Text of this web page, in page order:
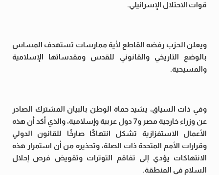
قوات الاحتلال الإسرائيلي.
ويعلن الحزب رفضه القاطع لأية ممارسات تستهدف المساس
بالوضع التاريخي والقانوني للقدس ومقدساتها الإسلامية
والمسيحية.
وفي ذات السياق، يشيد حماة الوطن بالبيان المشترك الصادر
عن وزراء خارجية مصر و7 دول عربية وإسلامية، والذي أكد أن هذه
الأعمال الاستفزازية تشكل انتهاكًا صارخًا للقانون الدولي
وقرارات الأمم المتحدة ذات الصلة، وتحذيره من أن استمرار هذه
الانتهاكات يؤدي إلى تفاقم التوترات وتقويض فرص إحلال
السلام في المنطقة.